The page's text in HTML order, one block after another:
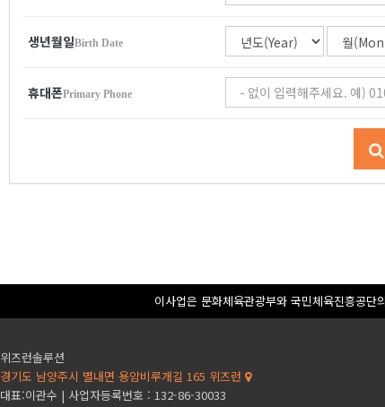
생년월일 Birth Date
휴대폰 Primary Phone
이사업은 문화체육관광부와 국민체육진흥공단
위즈런솔루션
경기도 남양주시 별내면 용암비루개길 165 위즈런
대표:이관수 | 사업자등록번호 : 132-86-30033